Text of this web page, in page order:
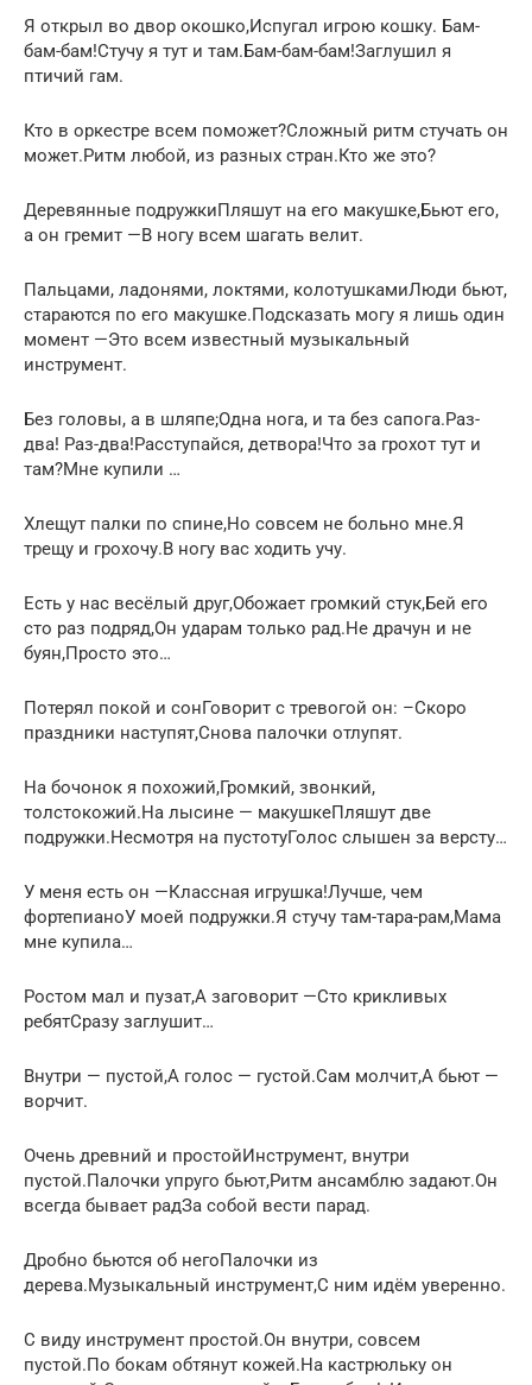
Я открыл во двор окошко,Испугал игрою кошку. Бам-
бам-бам!Стучу я тут и там.Бам-бам-бам!Заглушил я
птичий гам.
Кто в оркестре всем поможет?Сложный ритм стучать он
может.Ритм любой, из разных стран.Кто же это?
Деревянные подружкиПляшут на его макушке,Бьют его,
а он гремит —В ногу всем шагать велит.
Пальцами, ладонями, локтями, колотушкамиЛюди бьют,
стараются по его макушке.Подсказать могу я лишь один
момент —Это всем известный музыкальный
инструмент.
Без головы, а в шляпе;Одна нога, и та без сапога.Раз-
два! Раз-два!Расступайся, детвора!Что за грохот тут и
там?Мне купили …
Хлещут палки по спине,Но совсем не больно мне.Я
трещу и грохочу.В ногу вас ходить учу.
Есть у нас весёлый друг,Обожает громкий стук,Бей его
сто раз подряд,Он ударам только рад.Не драчун и не
буян,Просто это…
Потерял покой и сонГоворит с тревогой он: –Скоро
праздники наступят,Снова палочки отлупят.
На бочонок я похожий,Громкий, звонкий,
толстокожий.На лысине — макушкеПляшут две
подружки.Несмотря на пустотуГолос слышен за версту…
У меня есть он —Классная игрушка!Лучше, чем
фортепианоУ моей подружки.Я стучу там-тара-рам,Мама
мне купила…
Ростом мал и пузат,А заговорит —Сто крикливых
ребятСразу заглушит…
Внутри — пустой,А голос — густой.Сам молчит,А бьют —
ворчит.
Очень древний и простойИнструмент, внутри
пустой.Палочки упруго бьют,Ритм ансамблю задают.Он
всегда бывает радЗа собой вести парад.
Дробно бьются об негоПалочки из
дерева.Музыкальный инструмент,С ним идём уверенно.
С виду инструмент простой.Он внутри, совсем
пустой.По бокам обтянут кожей.На кастрюльку он